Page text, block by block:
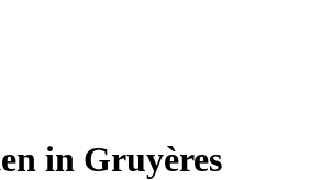
in Gruyères